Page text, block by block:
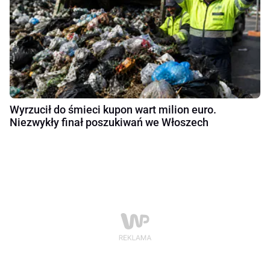
Wyrzucił do śmieci kupon wart milion euro.
Niezwykły finał poszukiwań we Włoszech